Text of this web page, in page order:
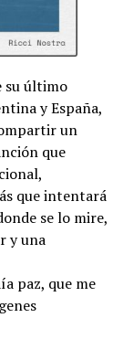
su último
y España,
un
que
que intentará
se lo mire,
y una
paz, que me